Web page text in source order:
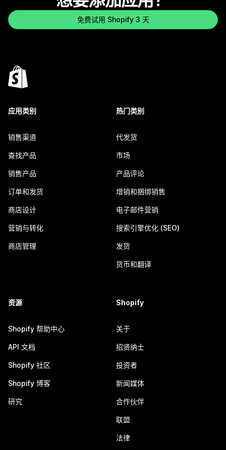
免费试用 Shopify 3 天
应用类别
销售渠道
查找产品
销售产品
订单和发货
商店设计
营销与转化
商店管理
热门类别
代发货
市场
产品评论
增销和捆绑销售
电子邮件营销
搜索引擎优化 (SEO)
发货
货币和翻译
资源
Shopify 帮助中心
API 文档
Shopify 社区
Shopify 博客
研究
Shopify
关于
招贤纳士
投资者
新闻媒体
合作伙伴
联盟
法律